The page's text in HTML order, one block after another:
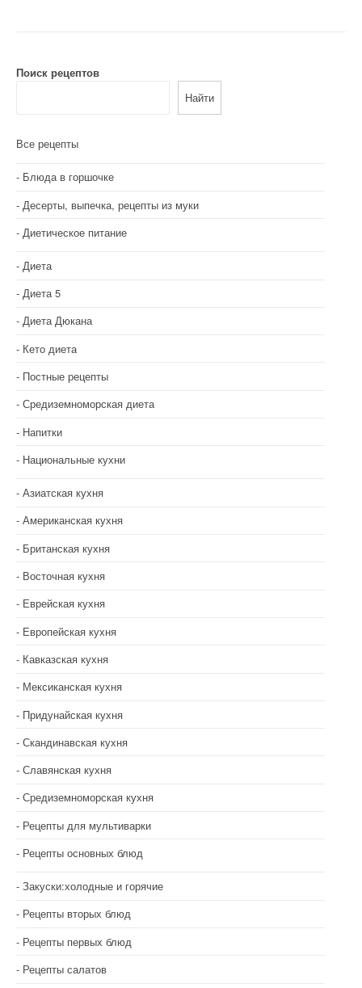
Поиск рецептов
Найти
Все рецепты
Блюда в горшочке
Десерты, выпечка, рецепты из муки
Диетическое питание
Диета
Диета 5
Диета Дюкана
Кето диета
Постные рецепты
Средиземноморская диета
Напитки
Национальные кухни
Азиатская кухня
Американская кухня
Британская кухня
Восточная кухня
Еврейская кухня
Европейская кухня
Кавказская кухня
Мексиканская кухня
Придунайская кухня
Скандинавская кухня
Славянская кухня
Средиземноморская кухня
Рецепты для мультиварки
Рецепты основных блюд
Закуски:холодные и горячие
Рецепты вторых блюд
Рецепты первых блюд
Рецепты салатов